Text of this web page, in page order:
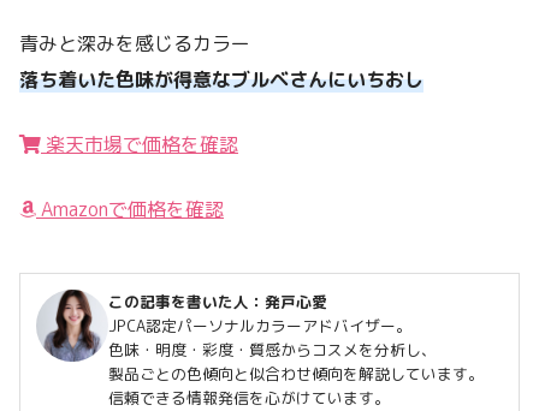
青みと深みを感じるカラー
落ち着いた色味が得意なブルベさんにいちおし
楽天市場で価格を確認
Amazonで価格を確認
この記事を書いた人： 発戸心愛
JPCA認定パーソナルカラーアドバイザー。
色味・明度・彩度・質感からコスメを分析し、
製品ごとの色傾向と似合わせ傾向を解説しています。
信頼できる情報発信を心がけています。